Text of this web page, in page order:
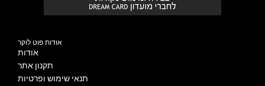
אודות פוט לוקר
אודות
תקנון אתר
תנאי שימוש ופרטיות